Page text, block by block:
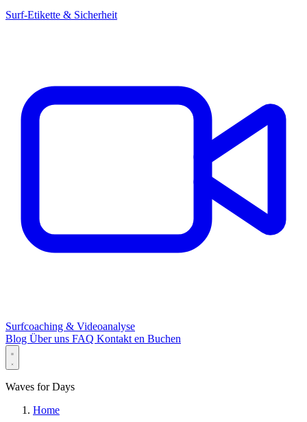
Surf-Etikette & Sicherheit
Surfcoaching & Videoanalyse
Blog Über uns FAQ Kontakten Buchen
Waves for Days
Home